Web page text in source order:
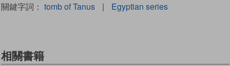
關鍵字詞： tomb of Tanus | Egyptian series
相關書籍